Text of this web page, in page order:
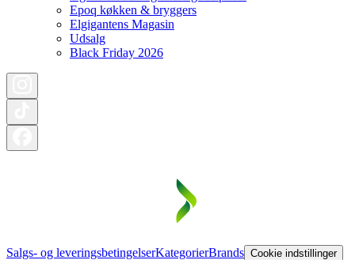
Epoq køkken & bryggers
Elgigantens Magasin
Udsalg
Black Friday 2026
Salgs- og leveringsbetingelserKategorierBrands Cookie indstillinger